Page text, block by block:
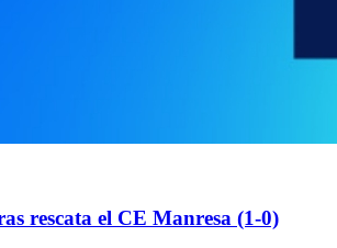
rescata el CE Manresa (1-0)